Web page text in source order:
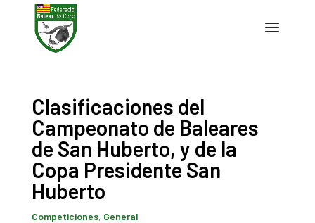
Clasificaciones del
Campeonato de Baleares
de San Huberto, y de la
Copa Presidente San
Huberto
Competiciones, General